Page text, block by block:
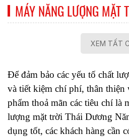
MÁY NĂNG LƯỢNG MẶT
XEM TẤT
Để đảm bảo các yếu tố chất
và tiết kiệm chí phí, thân
phẩm thoả mãn các tiêu chí là
lượng mặt trời Thái Dương
dụng tốt, các khách hàng cần